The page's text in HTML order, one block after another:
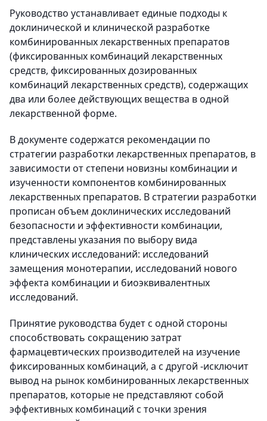
Руководство устанавливает единые подходы к
доклинической и клинической разработке
комбинированных лекарственных препаратов
(фиксированных комбинаций лекарственных
средств, фиксированных дозированных
комбинаций лекарственных средств), содержащих
два или более действующих вещества в одной
лекарственной форме.
В документе содержатся рекомендации по
стратегии разработки лекарственных препаратов, в
зависимости от степени новизны комбинации и
изученности компонентов комбинированных
лекарственных препаратов. В стратегии разработки
прописан объем доклинических исследований
безопасности и эффективности комбинации,
представлены указания по выбору вида
клинических исследований: исследований
замещения монотерапии, исследований нового
эффекта комбинации и биоэквивалентных
исследований.
Принятие руководства будет с одной стороны
способствовать сокращению затрат
фармацевтических производителей на изучение
фиксированных комбинаций, а с другой -исключит
вывод на рынок комбинированных лекарственных
препаратов, которые не представляют собой
эффективных комбинаций с точки зрения